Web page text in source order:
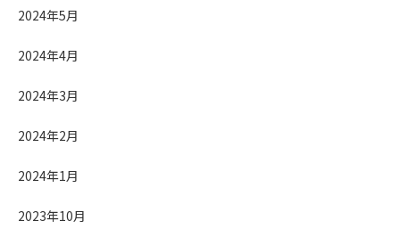
2024年5月
2024年4月
2024年3月
2024年2月
2024年1月
2023年10月